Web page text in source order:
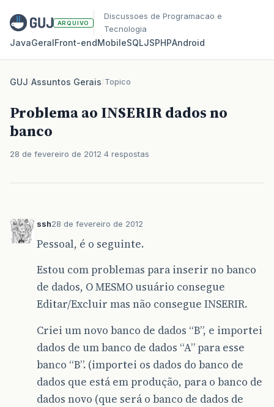
ARQUIVO
Discussoes de Programacao e
Tecnologia
JavaGeralFront‑endMobileSQLJSPHPAndroid
GUJ/Assuntos Gerais/Topico
Problema ao INSERIR dados no
banco
28 de fevereiro de 2012 4 respostas
ssh28 de fevereiro de 2012
Pessoal, é o seguinte.
Estou com problemas para inserir no banco
de dados, O MESMO usuário consegue
Editar/Excluir mas não consegue INSERIR.
Criei um novo banco de dados “B”, e importei
dados de um banco de dados “A” para esse
banco “B”. (importei os dados do banco de
dados que está em produção, para o banco de
dados novo (que será o banco de dados de